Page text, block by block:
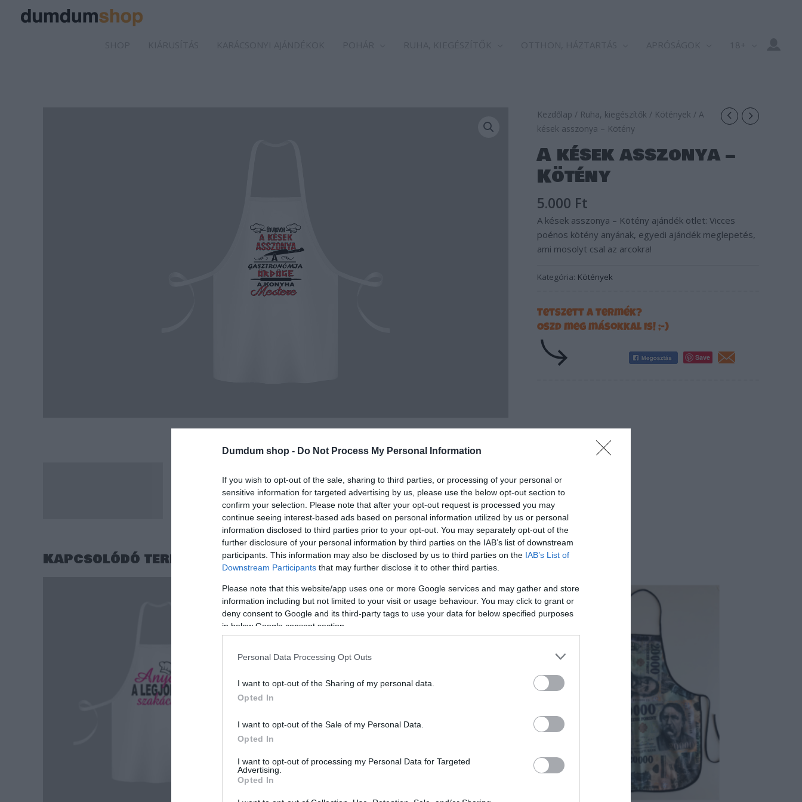
Dumdum shop - Do Not Process My Personal Information
If you wish to opt-out of the sale, sharing to third parties, or processing of your personal or
sensitive information for targeted advertising by us, please use the below opt-out section to
confirm your selection. Please note that after your opt-out request is processed you may
continue seeing interest-based ads based on personal information utilized by us or personal
information disclosed to third parties prior to your opt-out. You may separately opt-out of the
further disclosure of your personal information by third parties on the IAB’s list of downstream
participants. This information may also be disclosed by us to third parties on the IAB’s List of
Downstream Participants that may further disclose it to other third parties.
Please note that this website/app uses one or more Google services and may gather and store
information including but not limited to your visit or usage behaviour. You may click to grant or
deny consent to Google and its third-party tags to use your data for below specified purposes
in below Google consent section.
Personal Data Processing Opt Outs
I want to opt-out of the Sharing of my personal data.
Opted In
I want to opt-out of the Sale of my Personal Data.
Opted In
I want to opt-out of processing my Personal Data for Targeted
Advertising.
Opted In
Kezdőlap / Ruha, kiegészítők / Kötények / A
kések asszonya – Kötény
A kések asszonya –
Kötény
5.000 Ft
A kések asszonya – Kötény ajándék ötlet: Vicces
poénos kötény anyának, egyedi ajándék meglepetés,
ami mosolyt csal az arcokra!
Kategória: Kötények
Tetszett a termék?
Oszd meg másokkal is! ;-)
Save
– Méret: 68 x 49cm (szél. x mag. kötők nélkül)
– Szublimációs technikával a kötény teljes fehér felülete nyomtatható.
Kapcsolódó termékek